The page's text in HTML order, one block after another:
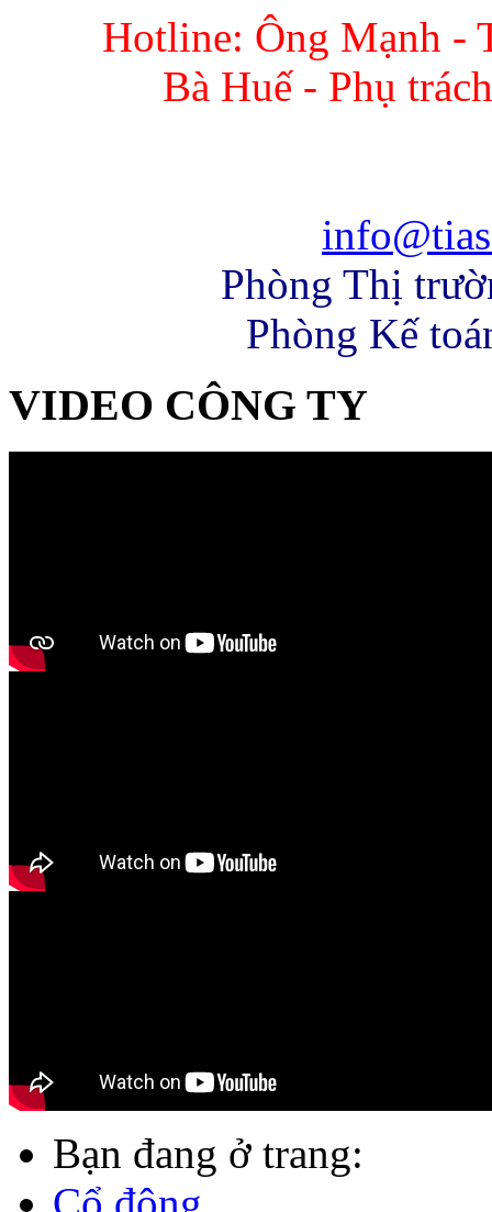
Hotline: Ông Mạnh -
Bà Huế - Phụ
Phòng Thị
Phòng Kế
VIDEO CÔNG TY
Bạn đang ở trang:
Cổ đông